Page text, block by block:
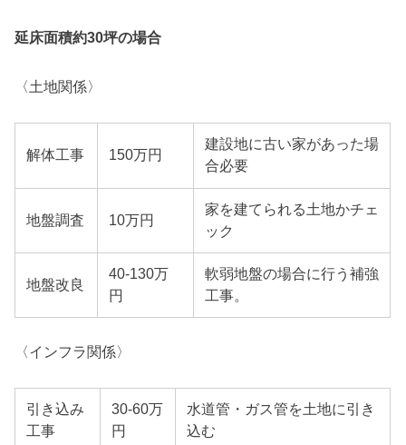
延床面積約30坪の場合
〈土地関係〉
解体工事 150万円
建設地に古い家があった場
合必要
地盤調査 10万円
家を建てられる土地かチェ
ック
地盤改良
40-130万
円
軟弱地盤の場合に行う補強
工事。
〈インフラ関係〉
引き込み
工事
30-60万
円
水道管・ガス管を土地に引き
込む